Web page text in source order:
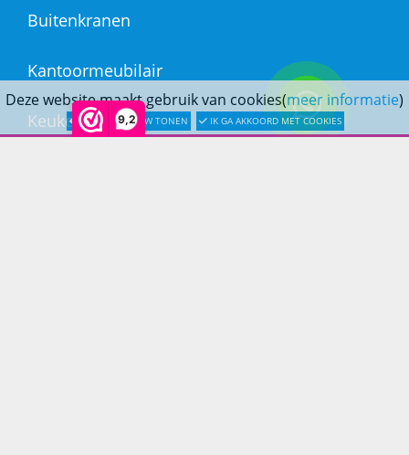
9,2
Deze website maakt gebruik van cookies(meer informatie)
LATER OPNIEUW TONEN IK GA AKKOORD MET COOKIES
Buitenkranen
Kantoormeubilair
Keukens